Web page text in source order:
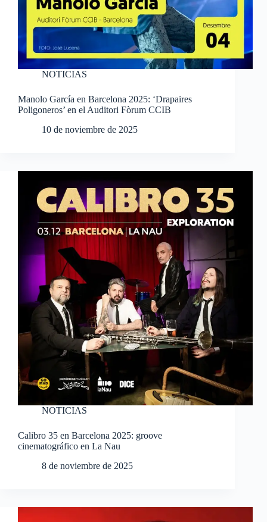
NOTICIAS
Manolo García en Barcelona 2025: ‘Drapaires
Poligoneros’ en el Auditori Fòrum CCIB
10 de noviembre de 2025
NOTICIAS
Calibro 35 en Barcelona 2025: groove
cinematográfico en La Nau
8 de noviembre de 2025